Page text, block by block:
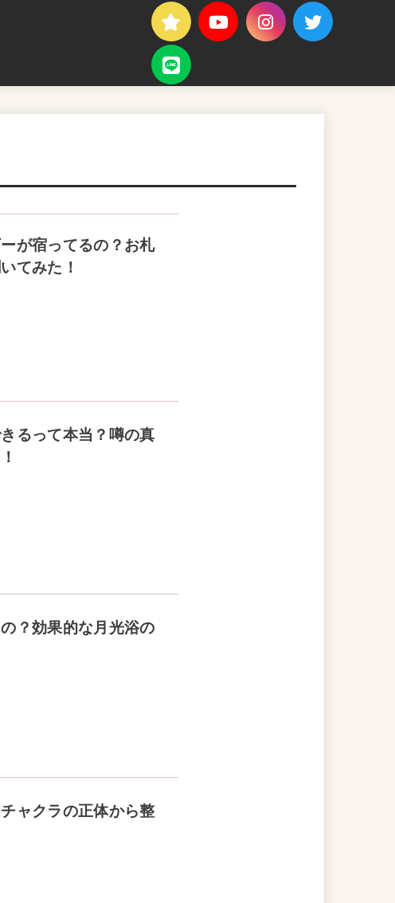
が宿ってるの？お札
てみた！
るって本当？噂の真
？効果的な月光浴の
ャクラの正体から整